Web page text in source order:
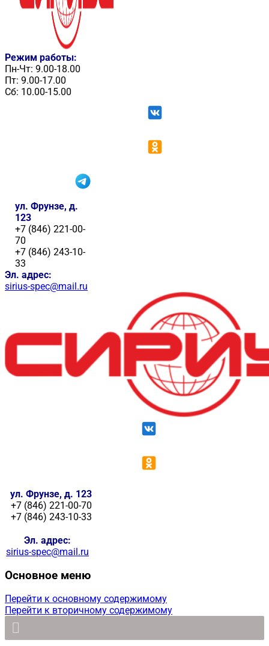
Режим работы:
Пн-Чт: 9.00-18.00
Пт: 9.00-17.00
Сб: 10.00-15.00
ул. Фрунзе, д.
123
+7 (846) 221-00-
70
+7 (846) 243-10-
33
Эл. адрес:
sirius-spec@mail.ru
ул. Фрунзе, д. 123
+7 (846) 221-00-70
+7 (846) 243-10-33
Эл. адрес:
sirius-spec@mail.ru
Основное меню
Перейти к основному содержимому
Перейти к вторичному содержимому